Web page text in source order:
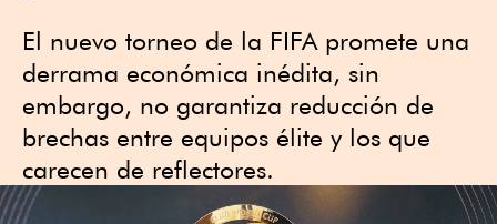
El nuevo torneo de la FIFA promete una
derrama económica inédita, sin
embargo, no garantiza reducción de
brechas entre equipos élite y los que
carecen de reflectores.